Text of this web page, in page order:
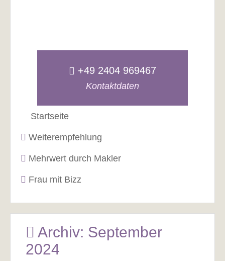
+49 2404 969467
Kontaktdaten
Startseite
Weiterempfehlung
Mehrwert durch Makler
Frau mit Bizz
Archiv: September
2024